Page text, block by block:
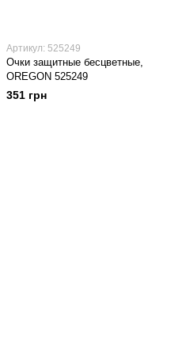
Артикул: 525249
Очки защитные бесцветные,
OREGON 525249
351 грн